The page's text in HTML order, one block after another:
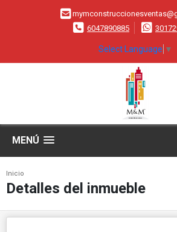
6047890885
Select Language ▼
MENÚ
Inicio
Detalles del inmueble